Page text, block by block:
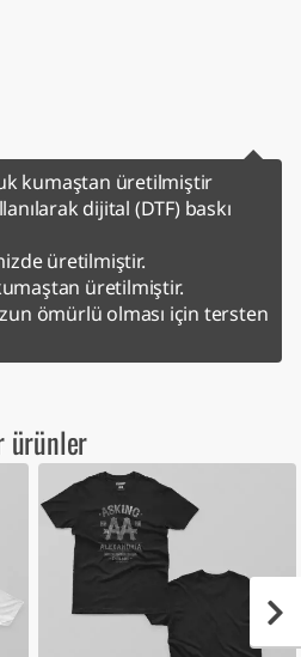
kumaştan üretilmiştir
dijital (DTF) baskı
üretilmiştir.
üretilmiştir.
ömürlü olması için tersten
ürünler